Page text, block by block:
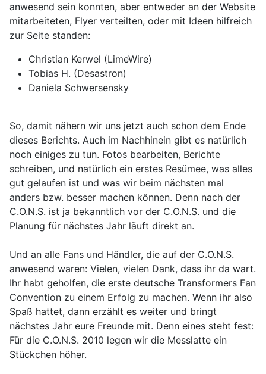
anwesend sein konnten, aber entweder an der Website
mitarbeiteten, Flyer verteilten, oder mit Ideen hilfreich
zur Seite standen:
Christian Kerwel (LimeWire)
Tobias H. (Desastron)
Daniela Schwersensky
So, damit nähern wir uns jetzt auch schon dem Ende
dieses Berichts. Auch im Nachhinein gibt es natürlich
noch einiges zu tun. Fotos bearbeiten, Berichte
schreiben, und natürlich ein erstes Resümee, was alles
gut gelaufen ist und was wir beim nächsten mal
anders bzw. besser machen können. Denn nach der
C.O.N.S. ist ja bekanntlich vor der C.O.N.S. und die
Planung für nächstes Jahr läuft direkt an.
Und an alle Fans und Händler, die auf der C.O.N.S.
anwesend waren: Vielen, vielen Dank, dass ihr da wart.
Ihr habt geholfen, die erste deutsche Transformers Fan
Convention zu einem Erfolg zu machen. Wenn ihr also
Spaß hattet, dann erzählt es weiter und bringt
nächstes Jahr eure Freunde mit. Denn eines steht fest:
Für die C.O.N.S. 2010 legen wir die Messlatte ein
Stückchen höher.